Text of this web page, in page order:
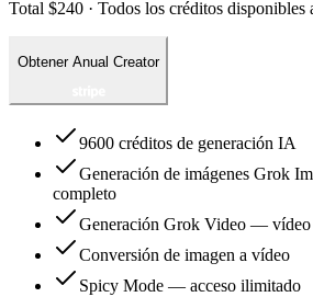
Total $240 · Todos los créditos disponibles
Obtener Anual Creator
9600 créditos de generación IA
Generación de imágenes Grok
completo
Generación Grok Video —
Conversión de imagen a vídeo
Spicy Mode — acceso ilimitado